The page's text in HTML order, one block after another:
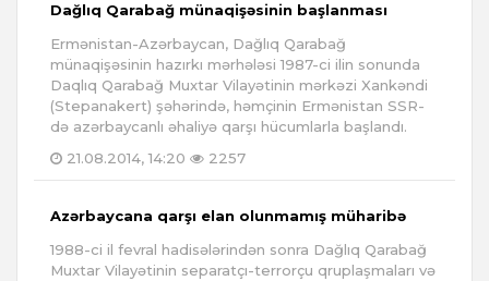
Dağlıq Qarabağ münaqişəsinin başlanması
Ermənistan-Azərbaycan, Dağlıq Qarabağ
münaqişəsinin hazırkı mərhələsi 1987-ci ilin sonunda
Daqlıq Qarabağ Muxtar Vilayətinin mərkəzi Xankəndi
(Stepanakert) şəhərində, həmçinin Ermənistan SSR-
də azərbaycanlı əhaliyə qarşı hücumlarla başlandı.
21.08.2014, 14:20
2257
Azərbaycana qarşı elan olunmamış müharibə
1988-ci il fevral hadisələrindən sonra Dağlıq Qarabağ
Muxtar Vilayətinin separatçı-terrorçu qruplaşmaları və